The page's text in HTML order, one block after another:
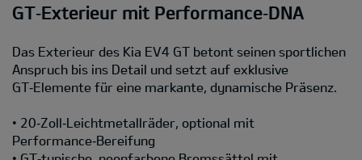
GT‑Exterieur mit Performance‑DNA
Das Exterieur des Kia EV4 GT betont seinen sportlichen
Anspruch bis ins Detail und setzt auf exklusive
GT‑Elemente für eine markante, dynamische Präsenz.
• 20‑Zoll‑Leichtmetallräder, optional mit
Performance‑Bereifung